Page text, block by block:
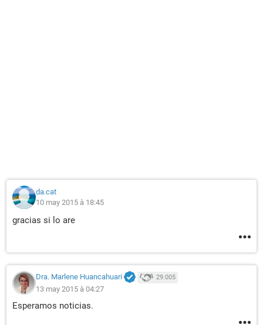
da.cat
10 may 2015 à 18:45
gracias si lo are
Dra. Marlene Huancahuari 29.005
13 may 2015 à 04:27
Esperamos noticias.